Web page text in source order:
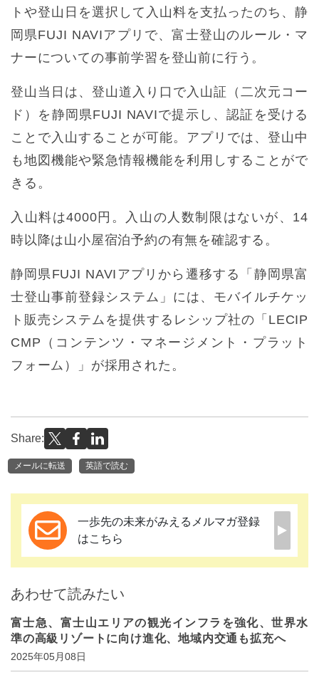
トや登山日を選択して入山料を支払ったのち、静
岡県FUJI NAVIアプリで、富士登山のルール・マ
ナーについての事前学習を登山前に行う。
登山当日は、登山道入り口で入山証（二次元コー
ド）を静岡県FUJI NAVIで提示し、認証を受ける
ことで入山することが可能。アプリでは、登山中
も地図機能や緊急情報機能を利用しすることがで
きる。
入山料は4000円。入山の人数制限はないが、14
時以降は山小屋宿泊予約の有無を確認する。
静岡県FUJI NAVIアプリから遷移する「静岡県富
士登山事前登録システム」には、モバイルチケッ
ト販売システムを提供するレシップ社の「LECIP
CMP（コンテンツ・マネージメント・プラット
フォーム）」が採用された。
Share:
メールに転送 英語で読む
一歩先の未来がみえるメルマガ登録
はこちら
あわせて読みたい
富士急、富士山エリアの観光インフラを強化、世界水
準の高級リゾートに向け進化、地域内交通も拡充へ
2025年05月08日